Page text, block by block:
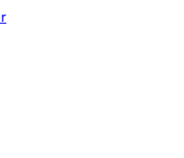
าแฟ
องชงกาแฟ